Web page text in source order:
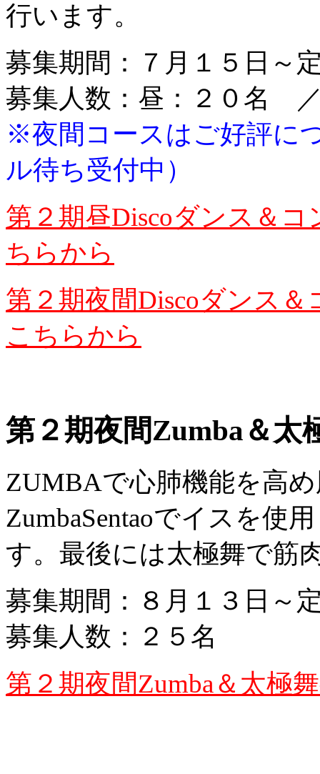
行います。
募集期間：７月１５日～
募集人数：昼：２０名
※夜間コースはご好評に
ル待ち受付中）
第２期昼Discoダンス＆
ちらから
第２期夜間Discoダンス
こちらから
第２期夜間Zumba＆太
ZUMBAで心肺機能を高
ZumbaSentaoでイスを使
す。最後には太極舞で筋
募集期間：８月１３日～
募集人数：２５名
第２期夜間Zumba＆太極